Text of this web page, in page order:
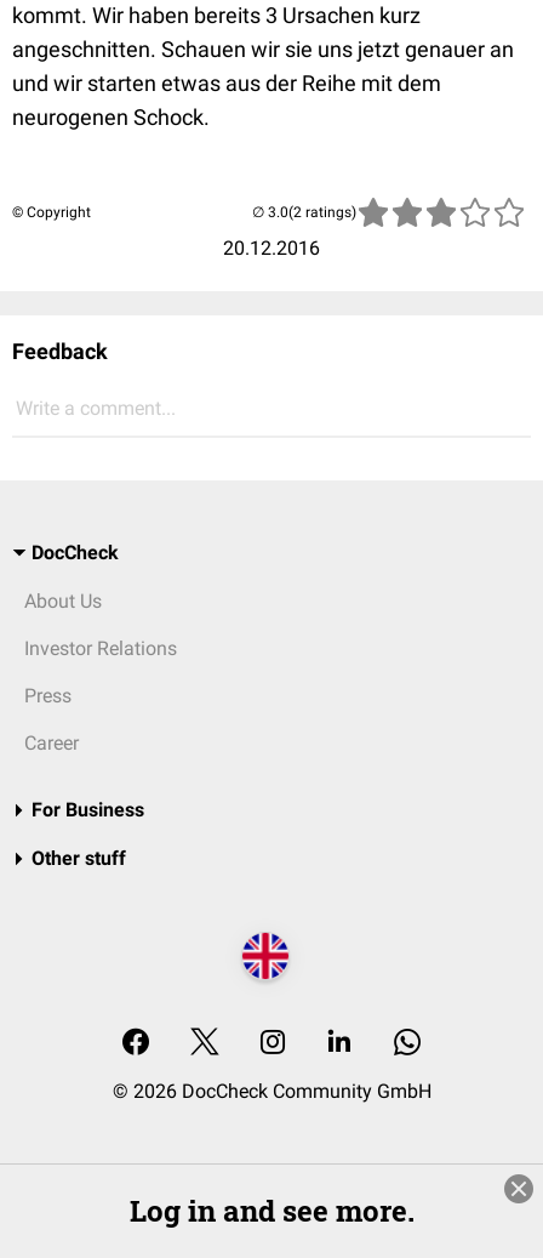
kommt. Wir haben bereits 3 Ursachen kurz
angeschnitten. Schauen wir sie uns jetzt genauer an
und wir starten etwas aus der Reihe mit dem
neurogenen Schock.
© Copyright
20.12.2016
(2 ratings)
Feedback
Write a comment...
DocCheck
About Us
Investor Relations
Press
Career
For Business
Other stuff
© 2026 DocCheck Community GmbH
Log in and see more.